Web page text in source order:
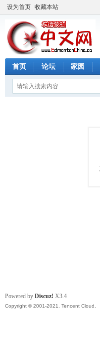
设为首页 收藏本站
首页 论坛 家园
Powered by Discuz! X3.4
Copyright © 2001-2021, Tencent Cloud.